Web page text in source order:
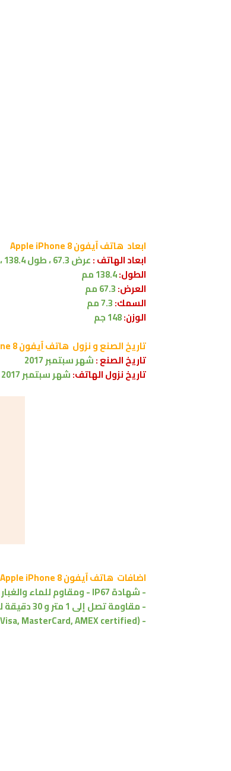
ابعاد هاتفآيفون Apple iPhone 8
ابعاد الهاتف :عرض 67.3 ، طول 138.4 ، سْمك 7.3ملليمتر
الطول:
138.4 مم
العرض:
السمك:7.3مم
الوزن:
تاريخ الصنع و نزول هاتفآيفون Apple iPhone 8
تاريخ الصنع :شهرسبتمبر
تاريخ نزول الهاتف:شهر سبتمبر 2017
اضافات هاتف آيفون Apple iPhone 8
- شهادة IP67 - ومقاوم للماء والغبار
- مقاومة تصل إلى 1 متر و 30 دقيقة للمياه
- Apple Pay (Visa, MasterCard, AMEX certified)